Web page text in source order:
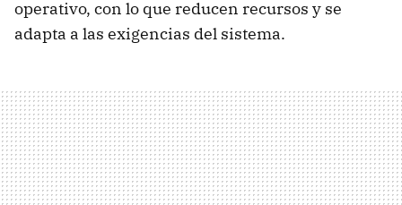
operativo, con lo que reducen recursos y se
adapta a las exigencias del sistema.